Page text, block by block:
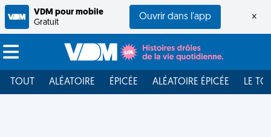
VDM pour mobile
Gratuit
Ouvrir dans l'app ×
TOUT ALÉATOIRE ÉPICÉE ALÉATOIRE ÉPICÉE LE